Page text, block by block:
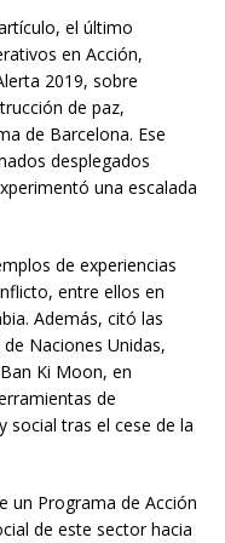
el último
en Acción,
2019, sobre
de paz,
de Barcelona. Ese
desplegados
una escalada
de experiencias
entre ellos en
Además, citó las
Naciones Unidas,
Ki Moon, en
de
tras el cese de la
un Programa de Acción
de este sector hacia